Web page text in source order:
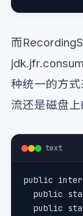
而
种统一的方
流还是磁盘上
text
public
public
public